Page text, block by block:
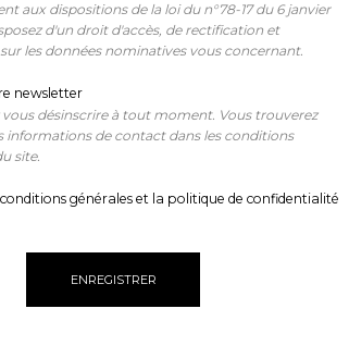
aux dispositions de la loi du n°78-17 du 6 janvier
d'un droit d'accès, de rectification et
les données nominatives vous concernant.
newsletter
vous désinscrire à tout moment. Vous trouverez
informations de contact dans les conditions
site.
générales et la politique de confidentialité
ENREGISTRER